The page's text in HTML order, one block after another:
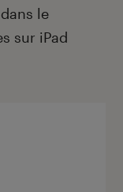
le
sur iPad